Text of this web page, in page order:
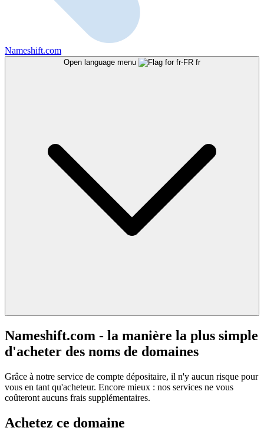
Nameshift.com
Open language menu fr
Nameshift.com - la manière la plus simple
d'acheter des noms de domaines
Grâce à notre service de compte dépositaire, il n'y aucun risque pour
vous en tant qu'acheteur. Encore mieux : nos services ne vous
coûteront aucuns frais supplémentaires.
Achetez ce domaine